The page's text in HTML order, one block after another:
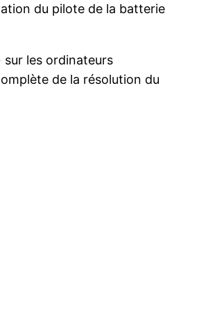
du pilote de la batterie
les ordinateurs
de la résolution du